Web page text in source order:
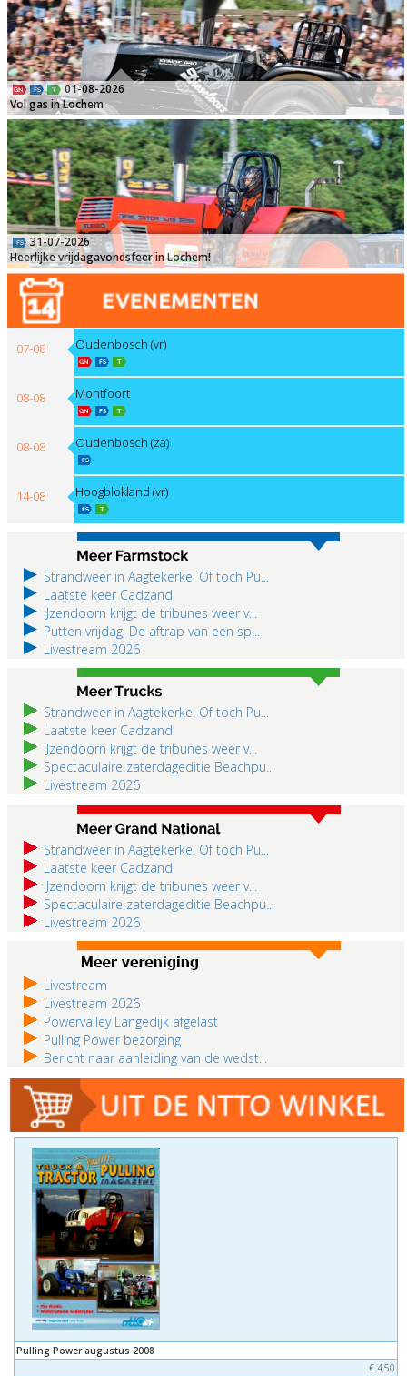
01-08-2026
Vol gas in Lochem
31-07-2026
Heerlijke vrijdagavondsfeer in Lochem!
07-08 Oudenbosch (vr)
08-08 Montfoort
08-08 Oudenbosch (za)
14-08 Hoogblokland (vr)
Hoogblokland (za)
Strandweer in Aagtekerke. Of toch Pu...
Laatste keer Cadzand
IJzendoorn krijgt de tribunes weer v...
Putten vrijdag, De aftrap van een sp...
Livestream 2026
Strandweer in Aagtekerke. Of toch Pu...
Laatste keer Cadzand
IJzendoorn krijgt de tribunes weer v...
Spectaculaire zaterdageditie Beachpu...
Livestream 2026
Strandweer in Aagtekerke. Of toch Pu...
Laatste keer Cadzand
IJzendoorn krijgt de tribunes weer v...
Spectaculaire zaterdageditie Beachpu...
Livestream 2026
Livestream
Livestream 2026
Powervalley Langedijk afgelast
Pulling Power bezorging
Bericht naar aanleiding van de wedst...
Pulling Power augustus 2008
€ 4,50